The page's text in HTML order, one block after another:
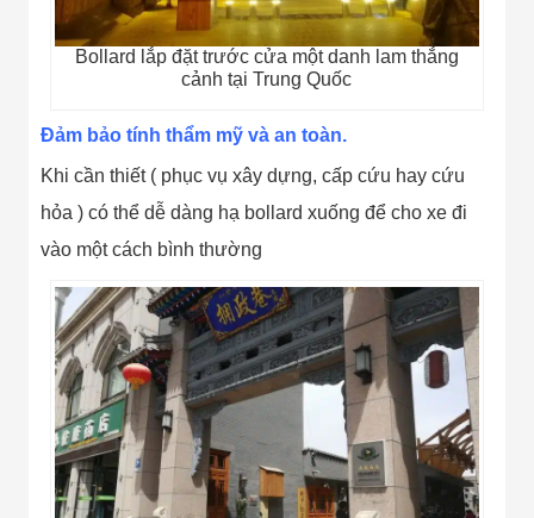
Bollard lắp đặt trước cửa một danh lam thắng
cảnh tại Trung Quốc
Đảm bảo tính thẩm mỹ và an toàn.
Khi cần thiết ( phục vụ xây dựng, cấp cứu hay cứu
hỏa ) có thể dễ dàng hạ bollard xuống để cho xe đi
vào một cách bình thường